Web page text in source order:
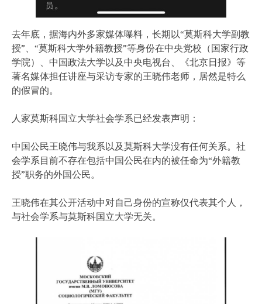
去年底，据海内外多家媒体曝料，长期以“莫斯科大学副教
授”、“莫斯科大学外籍教授”等身份在中央党校（国家行政
学院）、中国政法大学以及中央电视台、《北京日报》等
著名媒体担任讲座与采访专家的王晓伟老师，居然是特么
的假冒的。
人家莫斯科国立大学社会学系已经发表声明：
中国公民王晓伟与我系以及莫斯科大学没有任何关系。社
会学系目前不存在包括中国公民在内的被任命为“外籍教
授”职务的外国公民。
王晓伟在其公开活动中对自己身份的宣称仅代表其个人，
与社会学系与莫斯科国立大学无关。